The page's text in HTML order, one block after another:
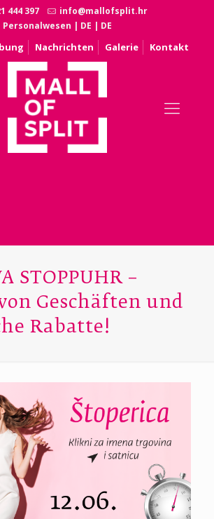
444 397
info@mallofsplit.hr
Personalwesen | DE | DE
Nachrichten Galerie Kontakt
STOPPUHR –
Geschäften und
Rabatte!